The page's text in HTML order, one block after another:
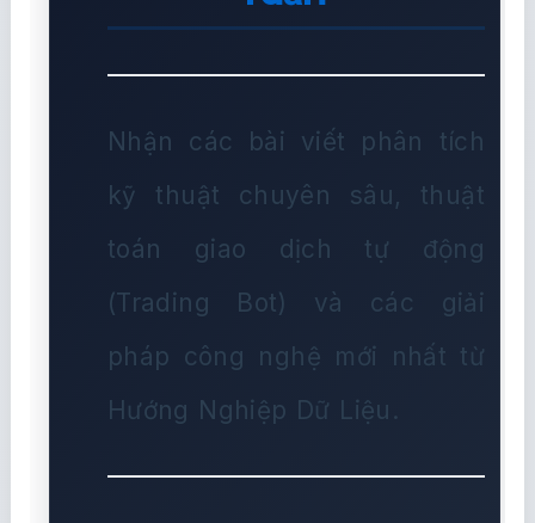
Nhận các bài viết phân tích
kỹ thuật chuyên sâu, thuật
toán giao dịch tự động
(Trading Bot) và các giải
pháp công nghệ mới nhất từ
Hướng Nghiệp Dữ Liệu.